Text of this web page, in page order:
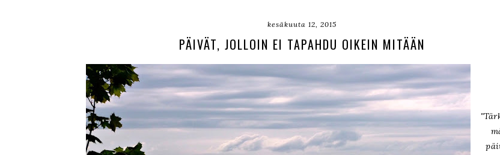
kesäkuuta 12, 2015
PÄIVÄT, JOLLOIN EI TAPAHDU OIKEIN MITÄÄN